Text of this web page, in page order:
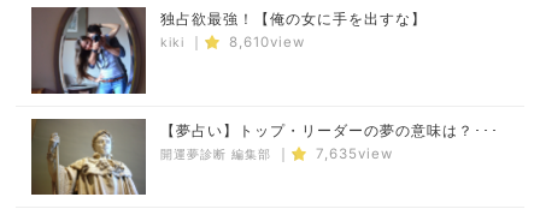
独占欲最強！【俺の女に手を出すな】
kiki 8,610view
【夢占い】トップ・リーダーの夢の意味は？･･･
開運夢診断 編集部 7,635view